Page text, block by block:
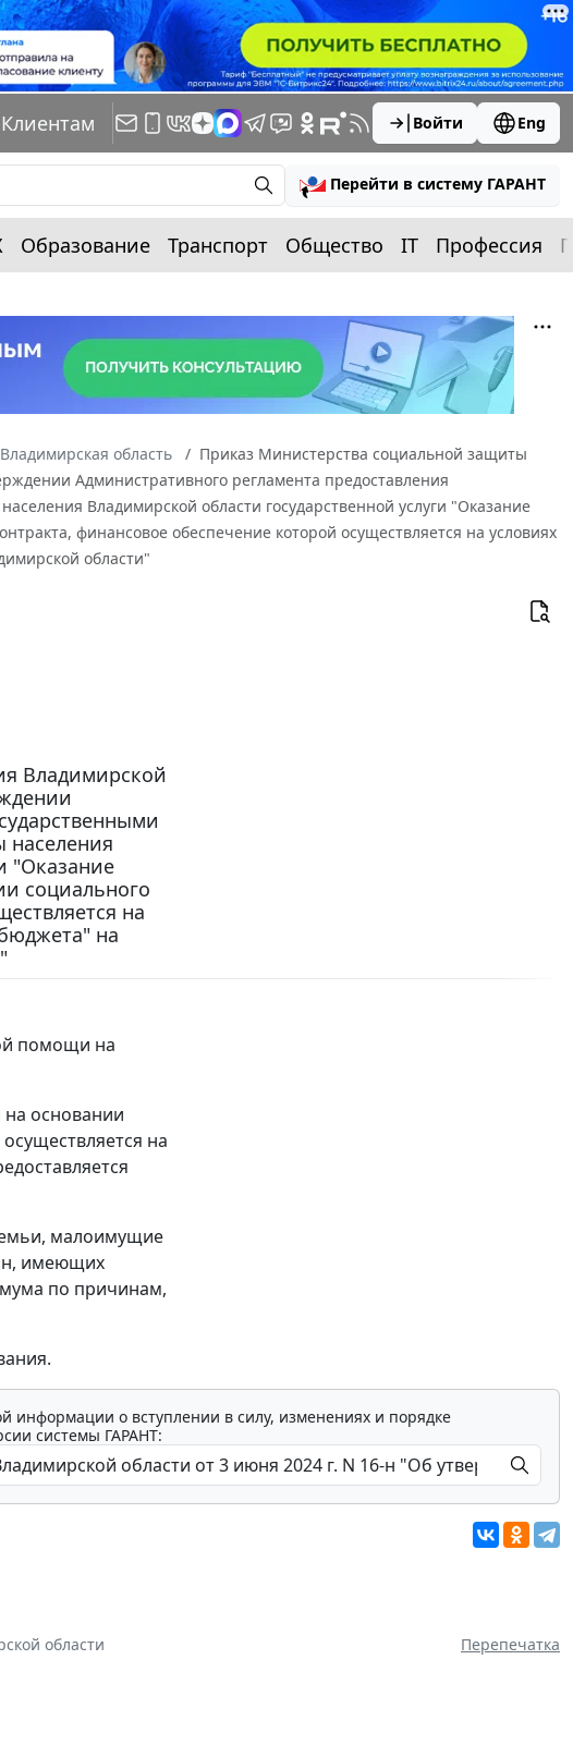
Клиентам Войти Eng
Перейти в систему ГАРАНТ
Образование Транспорт Общество IT Профессия
Владимирская область
Приказ Министерства социальной защиты
Административного регламента предоставления
Владимирской области государственной услуги "Оказание
финансовое обеспечение которой осуществляется на условиях
области"
Владимирской
"Оказание
социального
на
на
помощи на
на основании
на
малоимущие
имеющих
по причинам,
информации о вступлении в силу, изменениях и порядке
системы ГАРАНТ:
области Перепечатка